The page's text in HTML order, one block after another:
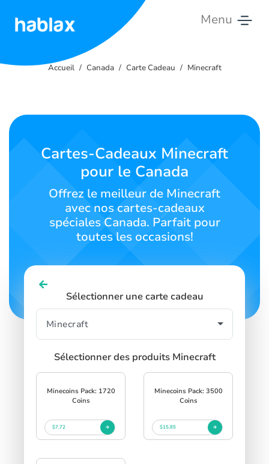
Menu
Contactez-
nous
Français
SIGN UP
Accueil Canada Carte Cadeau Minecraft
Cartes-Cadeaux Minecraft
pour le Canada
Offrez le meilleur de Minecraft
avec nos cartes-cadeaux
spéciales Canada. Parfait pour
toutes les occasions!
Sélectionner une carte cadeau
Sélectionner des produits Minecraft
Minecoins Pack: 1720
Coins
$7.72
Minecoins Pack: 3500
Coins
$15.85